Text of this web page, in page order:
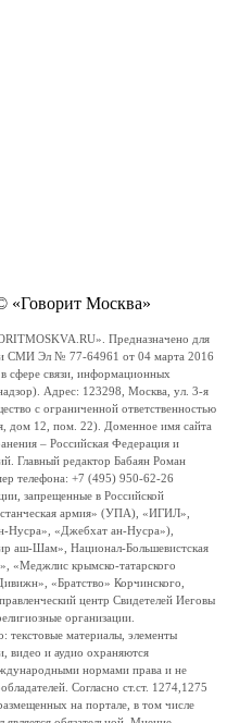
«Говорит Москва»
Предназначено для
СМИ Эл № 77-64961 от 04 марта 2016
сфере связи, информационных
Адрес: 123298, Москва, ул. 3-я
с ограниченной ответственностью
дом 12, пом. 22). Доменное имя сайта
– Российская Федерация и
Главный редактор Бабаян Роман
телефона: +7 (495) 950-62-26
запрещенные в Российской
армия» (УПА), «ИГИЛ»,
«Джебхат ан-Нусра»),
аш-Шам», Национал-Большевистская
крымско-татарского
«Братство» Корчинского,
центр Свидетелей Иеговы
организации.
текстовые материалы, элементы
видео и аудио охраняются
нормами права и не
Согласно ст.ст. 1274,1275
на портале, в том числе